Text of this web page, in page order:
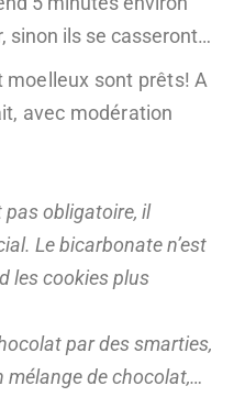
sinon ils se casseront…
sont prêts! A
avec modération
pas obligatoire, il
Le bicarbonate n’est
les cookies plus
par des smarties,
mélange de chocolat,…